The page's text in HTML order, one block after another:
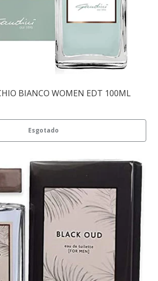
BIANCO WOMEN EDT 100ML
Esgotado